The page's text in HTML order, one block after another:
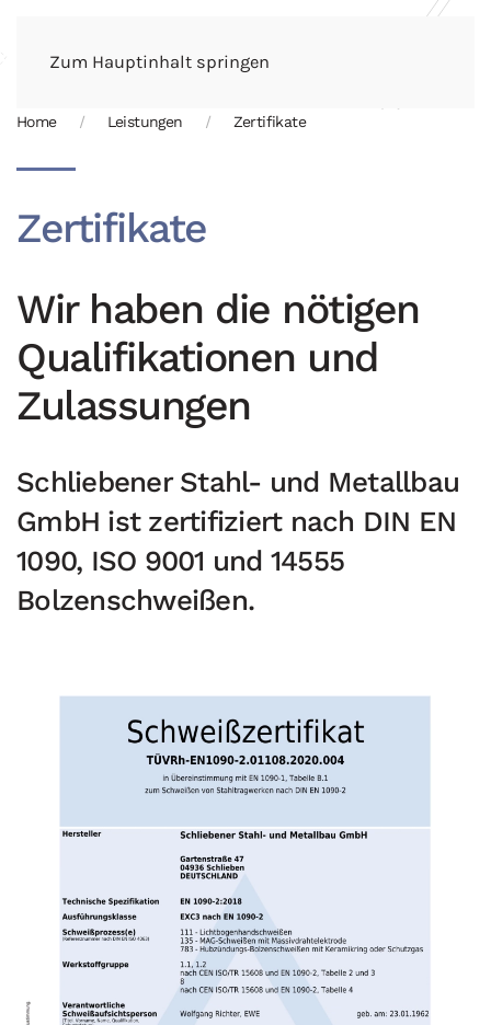
Zum Hauptinhalt springen
Home Leistungen Zertifikate
Zertifikate
Wir haben die nötigen
Qualifikationen und
Zulassungen
Schliebener Stahl- und Metallbau
GmbH ist zertifiziert nach DIN EN
1090, ISO 9001 und 14555
Bolzenschweißen.